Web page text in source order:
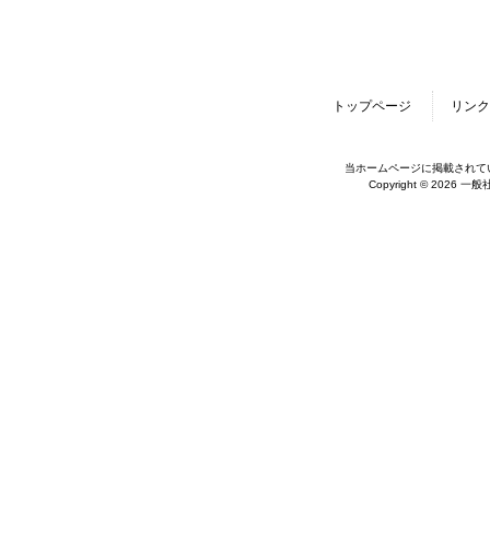
トップページ リンク
当ホームページに掲載され
Copyright © 2026 一般